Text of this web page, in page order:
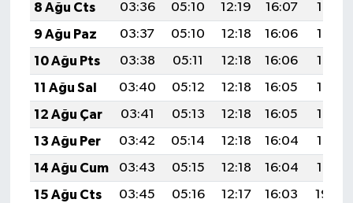
8 Ağu Cts
03:36 05:10 12:19 16:07
19:18
9 Ağu Paz
03:37 05:10 12:18 16:06
19:16
10 Ağu Pts
03:38 05:11 12:18 16:06
19:15
11 Ağu Sal
03:40 05:12 12:18 16:05
19:14
12 Ağu Çar
03:41 05:13 12:18 16:05
19:13
13 Ağu Per
03:42 05:14 12:18 16:04
19:12
14 Ağu Cum
03:43 05:15 12:18 16:04
19:10
15 Ağu Cts
03:45 05:16 12:17 16:03
19:09